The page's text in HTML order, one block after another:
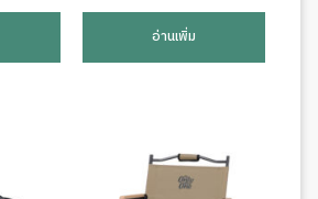
อ่านเพิ่ม